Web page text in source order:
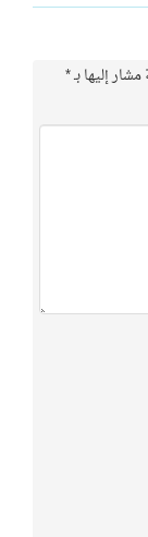
إليها بـ*